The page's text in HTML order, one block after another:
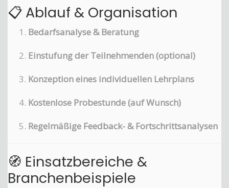
📋 Ablauf & Organisation
Bedarfsanalyse & Beratung
Einstufung der Teilnehmenden (optional)
Konzeption eines individuellen Lehrplans
Kostenlose Probestunde (auf Wunsch)
Regelmäßige Feedback- & Fortschrittsanalysen
🧭 Einsatzbereiche &
Branchenbeispiele